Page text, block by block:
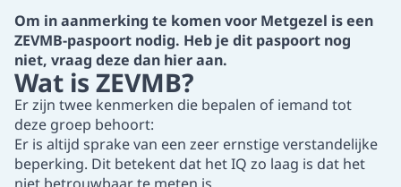
Om in aanmerking te komen voor Metgezel is een
ZEVMB-paspoort nodig. Heb je dit paspoort nog
niet, vraag deze dan hieraan.
Wat is ZEVMB?
Er zijn twee kenmerken die bepalen of iemand tot
deze groep behoort:
Er is altijd sprake van een zeer ernstige verstandelijke
beperking. Dit betekent dat het IQ zo laag is dat het